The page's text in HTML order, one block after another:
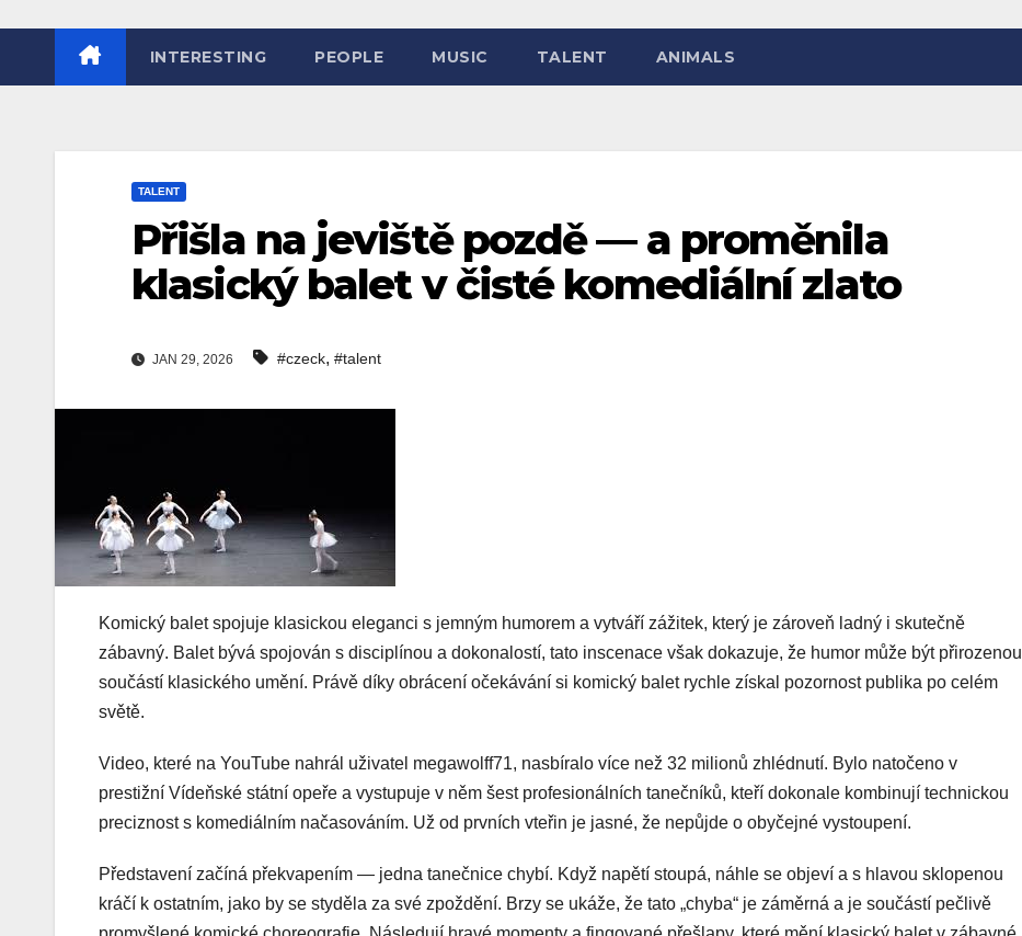
INTERESTING PEOPLE MUSIC TALENT ANIMALS
TALENT
Přišla na jeviště pozdě — a proměnila
klasický balet v čisté komediální zlato
JAN 29, 2026 #czeck, #talent
Komický balet spojuje klasickou eleganci s jemným humorem a vytváří zážitek, který je zároveň ladný i skutečně
zábavný. Balet bývá spojován s disciplínou a dokonalostí, tato inscenace však dokazuje, že humor může být přirozenou
součástí klasického umění. Právě díky obrácení očekávání si komický balet rychle získal pozornost publika po celém
světě.
Video, které na YouTube nahrál uživatel megawolff71, nasbíralo více než 32 milionů zhlédnutí. Bylo natočeno v
prestižní Vídeňské státní opeře a vystupuje v něm šest profesionálních tanečníků, kteří dokonale kombinují technickou
preciznost s komediálním načasováním. Už od prvních vteřin je jasné, že nepůjde o obyčejné vystoupení.
Představení začíná překvapením — jedna tanečnice chybí. Když napětí stoupá, náhle se objeví a s hlavou sklopenou
kráčí k ostatním, jako by se styděla za své zpoždění. Brzy se ukáže, že tato „chyba“ je záměrná a je součástí pečlivě